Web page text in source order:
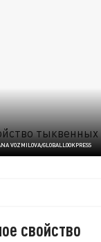
VOZMILOVA/GLOBALLOOKPRESS
свойство